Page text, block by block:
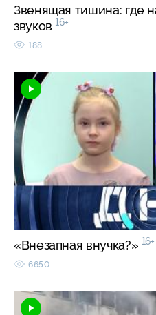
Звенящая тишина: где
звуков 16+
188
«Внезапная внучка?» 16+
6650